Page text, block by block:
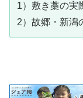
1）敷き藁の実
2）故郷・新潟